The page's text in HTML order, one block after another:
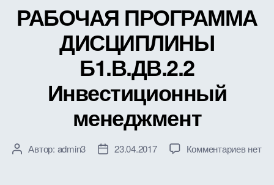
РАБОЧАЯ ПРОГРАММА
ДИСЦИПЛИНЫ
Б1.В.ДВ.2.2
Инвестиционный
менеджмент
АвторАвтор: admin3
Дата23.04.2017 Комментариевк
нет